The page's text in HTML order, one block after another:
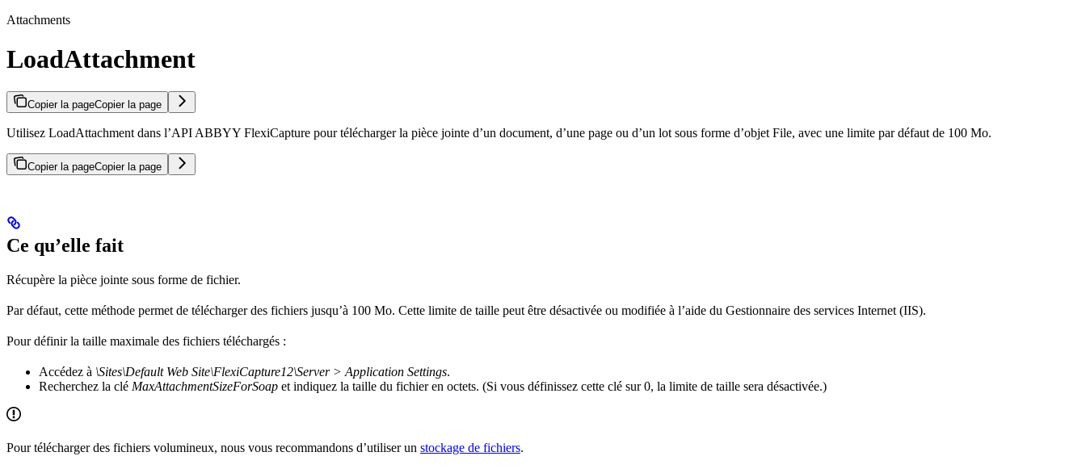
Attachments
LoadAttachment
Copier la pageCopier la page
Utilisez LoadAttachment dans l’API ABBYY FlexiCapture pour télécharger la pièce jointe d’un document, d’une page ou d’un lot sous forme d’objet File, avec une limite par défaut de 100 Mo.
Copier la pageCopier la page
Ce qu’elle fait
Récupère la pièce jointe sous forme de fichier.
Par défaut, cette méthode permet de télécharger des fichiers jusqu’à 100 Mo. Cette limite de taille peut être désactivée ou modifiée à l’aide du Gestionnaire des services Internet (IIS).
Pour définir la taille maximale des fichiers téléchargés :
Accédez à \Sites\Default Web Site\FlexiCapture12\Server > Application Settings.
Recherchez la clé MaxAttachmentSizeForSoap et indiquez la taille du fichier en octets. (Si vous définissez cette clé sur 0, la limite de taille sera désactivée.)
Pour télécharger des fichiers volumineux, nous vous recommandons d’utiliser un stockage de fichiers.